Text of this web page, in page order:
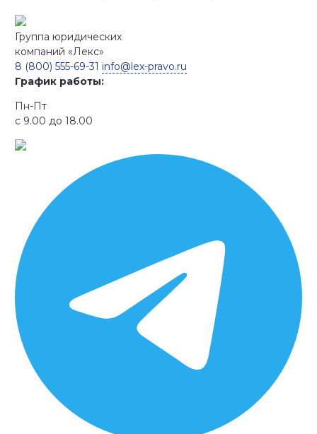
Группа юридических
компаний «Лекс»
8 (800) 555-69-31 info@lex-pravo.ru
График работы:
Пн-Пт
с 9.00 до 18.00